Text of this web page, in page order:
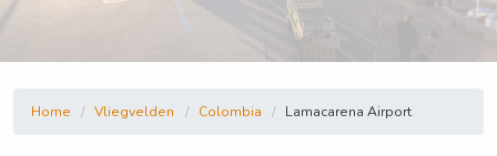
Home Vliegvelden Colombia Lamacarena Airport